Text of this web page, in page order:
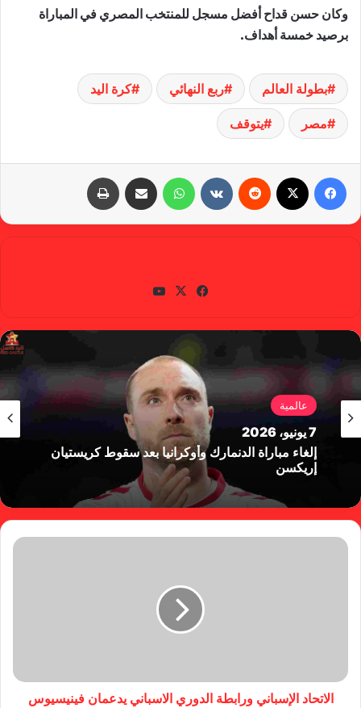
وكان حسن قداح أفضل مسجل للمنتخب المصري في المباراة
برصيد خمسة أهداف.
بطولة العالم ربع النهائي كرة اليد
مصر يتوقف
واتساب
في
وك
X
عالمية
7 يونيو، 2026
إلغاء مباراة الدنمارك وأوكرانيا بعد سقوط كريستيان
إريكسن
الاتحاد الإسباني ورابطة الدوري الاسباني يدعمان فينيسيوس